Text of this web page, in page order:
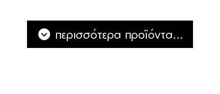
περισσότερα προϊόντα...